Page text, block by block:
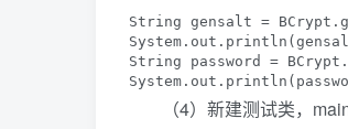
String gensalt =
String password =
（4）新建测试类，